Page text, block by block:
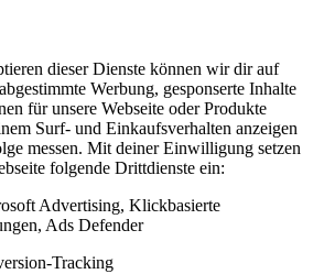
dieser Dienste können wir dir auf
Werbung, gesponserte Inhalte
für unsere Webseite oder Produkte
Surf- und Einkaufsverhalten anzeigen
messen. Mit deiner Einwilligung setzen
folgende Drittdienste ein:
Advertising, Klickbasierte
Ads Defender
Tracking